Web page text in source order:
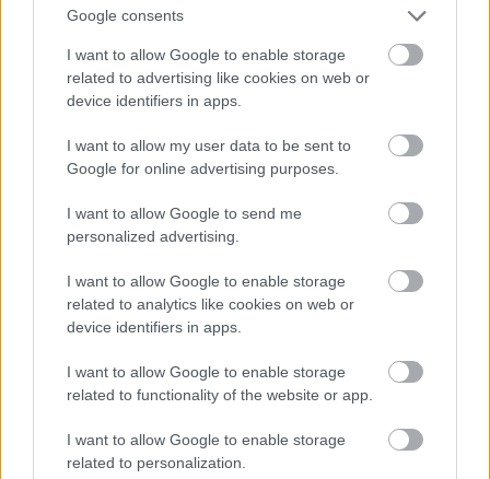
Google consents
I want to allow Google to enable storage
related to advertising like cookies on web or
device identifiers in apps.
I want to allow my user data to be sent to
Google for online advertising purposes.
I want to allow Google to send me
personalized advertising.
I want to allow Google to enable storage
related to analytics like cookies on web or
device identifiers in apps.
I want to allow Google to enable storage
related to functionality of the website or app.
I want to allow Google to enable storage
related to personalization.
Προστατευμένη από τους βοριάδες που
ταλαιπωρούν συχνά το νησί, η παραλία του Αγίου
Σώστη έχει αμμουδιά με ψιλό βοτσαλάκι,
κρυστάλλινα νερά και καμία απολύτως οργάνωση.
Ο χωματόδρομος που θα σε φέρει εδώ είναι
αρκετά βατός, ενώ στην άκρη της παραλίας αξίζει
να ακολουθήσεις το σύντομο μονοπάτι που
οδηγεί στο εκκλησάκι του Αγίου Σώστη για
πανοραμική θέα.